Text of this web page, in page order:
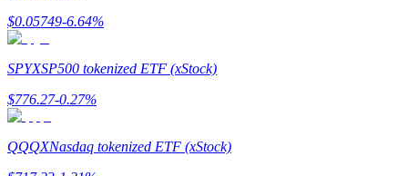
Indicação
Convide um amigo para receber recompensas em dinheiro
Deposit CASHCAT & Win
$0.05749-6.64%
SPYXSP500 tokenized ETF (xStock)
$776.27-0.27%
QQQXNasdaq tokenized ETF (xStock)